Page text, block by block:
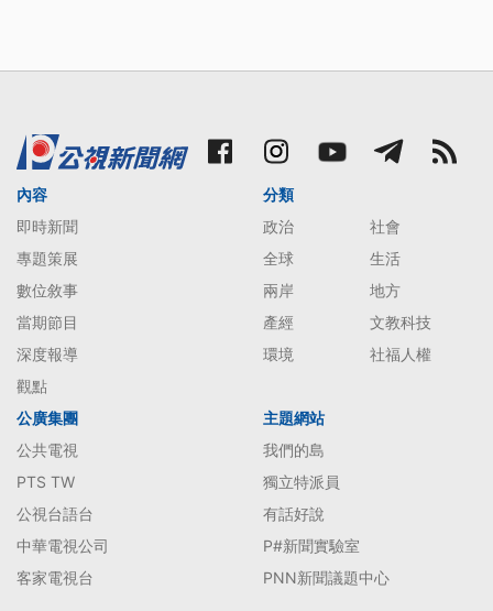
內容
即時新聞
專題策展
數位敘事
當期節目
深度報導
觀點
分類
政治
社會
全球
生活
兩岸
地方
產經
文教科技
環境
社福人權
公廣集團
公共電視
PTS TW
公視台語台
中華電視公司
客家電視台
主題網站
我們的島
獨立特派員
有話好說
P#新聞實驗室
PNN新聞議題中心